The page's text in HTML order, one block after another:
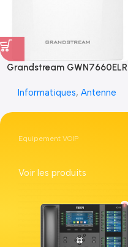
Grandstream GWN7660ELR
Informatiques, Antenne
Equipement VOIP
Voir les produits